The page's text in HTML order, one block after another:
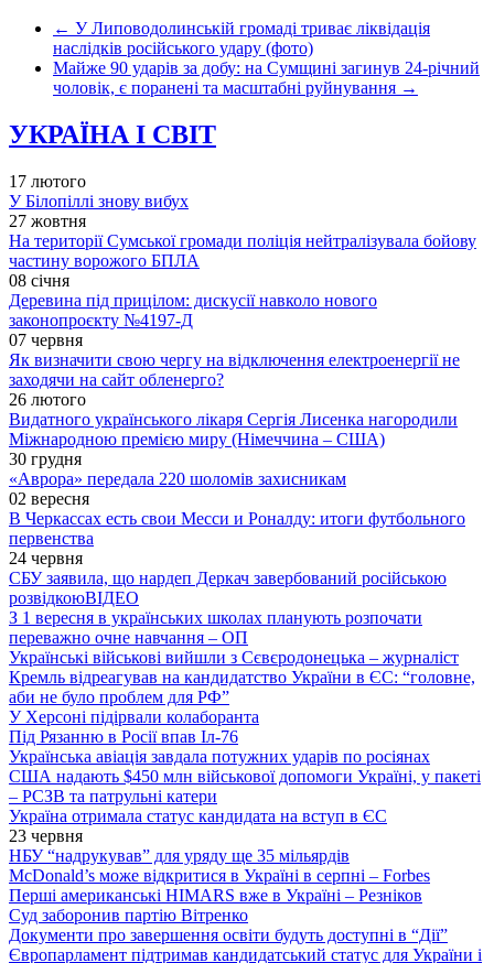
← У Липоводолинській громаді триває ліквідація
наслідків російського удару (фото)
Майже 90 ударів за добу: на Сумщині загинув 24-річний
чоловік, є поранені та масштабні руйнування →
УКРАЇНА І СВІТ
17 лютого
У Білопіллі знову вибух
27 жовтня
На території Сумської громади поліція нейтралізувала бойову
частину ворожого БПЛА
08 січня
Деревина під прицілом: дискусії навколо нового
законопроєкту №4197-Д
07 червня
Як визначити свою чергу на відключення електроенергії не
заходячи на сайт обленерго?
26 лютого
Видатного українського лікаря Сергія Лисенка нагородили
Міжнародною премією миру (Німеччина – США)
30 грудня
«Аврора» передала 220 шоломів захисникам
02 вересня
В Черкассах есть свои Месси и Роналду: итоги футбольного
первенства
24 червня
СБУ заявила, що нардеп Деркач завербований російською
розвідкоюВІДЕО
З 1 вересня в українських школах планують розпочати
переважно очне навчання – ОП
Українські військові вийшли з Сєвєродонецька – журналіст
Кремль відреагував на кандидатство України в ЄС: “головне,
аби не було проблем для РФ”
У Херсоні підірвали колаборанта
Під Рязанню в Росії впав Іл-76
Українська авіація завдала потужних ударів по росіянах
США надають $450 млн військової допомоги Україні, у пакеті
– РСЗВ та патрульні катери
Україна отримала статус кандидата на вступ в ЄС
23 червня
НБУ “надрукував” для уряду ще 35 мільярдів
McDonald’s може відкритися в Україні в серпні – Forbes
Перші американські HIMARS вже в Україні – Резніков
Суд заборонив партію Вітренко
Документи про завершення освіти будуть доступні в “Дії”
Європарламент підтримав кандидатський статус для України і